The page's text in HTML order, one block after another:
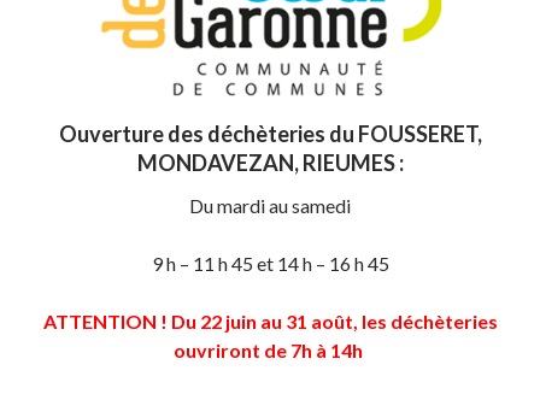
Ouverture des déchèteries du FOUSSERET,
MONDAVEZAN, RIEUMES :
Du mardi au samedi
9 h – 11 h 45 et 14 h – 16 h 45
ATTENTION ! Du 22 juin au 31 août, les déchèteries
ouvriront de 7h à 14h